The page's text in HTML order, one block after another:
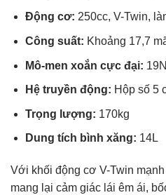
Động cơ: 250cc, V-Twin,
Công suất: Khoảng 17,7
Mô-men xoắn cực đại:
Hệ truyền động: Hộp số 5
Trọng lượng: 170kg
Dung tích bình xăng: 14L
Với khối động cơ V-Twin
mang lại cảm giác lái êm ái,